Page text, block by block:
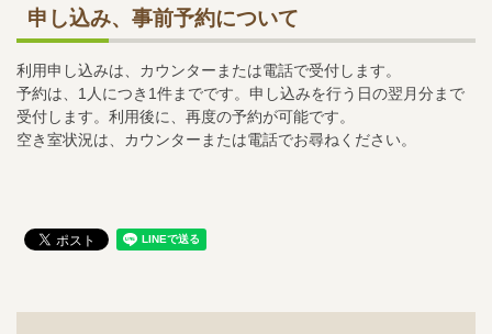
申し込み、事前予約について
利用申し込みは、カウンターまたは電話で受付します。
予約は、1人につき1件までです。申し込みを行う日の翌月分まで
受付します。利用後に、再度の予約が可能です。
空き室状況は、カウンターまたは電話でお尋ねください。